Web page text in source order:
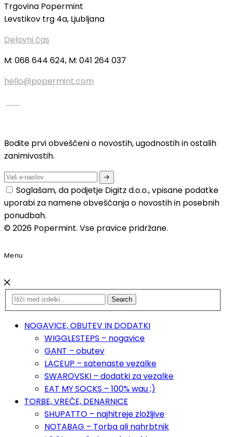
Trgovina Popermint
Levstikov trg 4a, Ljubljana
Delovni čas
M: 068 644 624, M: 041 264 037
hello@popermint.com
Bodite prvi obveščeni o novostih, ugodnostih in ostalih
zanimivostih.
Soglašam, da podjetje Digitz d.o.o., vpisane podatke
uporabi za namene obveščanja o novostih in posebnih
ponudbah.
© 2026 Popermint. Vse pravice pridržane.
Menu
Search
NOGAVICE, OBUTEV IN DODATKI
WIGGLESTEPS – nogavice
GANT – obutev
LACEUP – satenaste vezalke
SWAROVSKI – dodatki za vezalke
EAT MY SOCKS – 100% wau ;)
TORBE, VREČE, DENARNICE
SHUPATTO – najhitreje zložljive
NOTABAG – Torba ali nahrbtnik